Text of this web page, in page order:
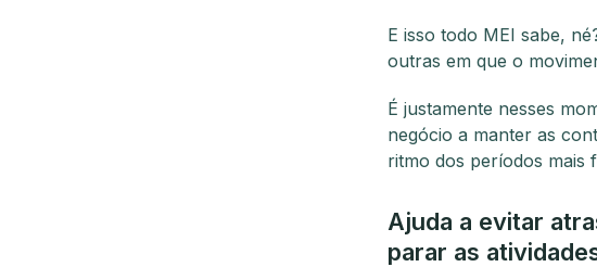
E isso todo MEI sabe,
outras em que o
É justamente nesses
negócio a manter as
ritmo dos períodos mais
Ajuda a evitar
parar as